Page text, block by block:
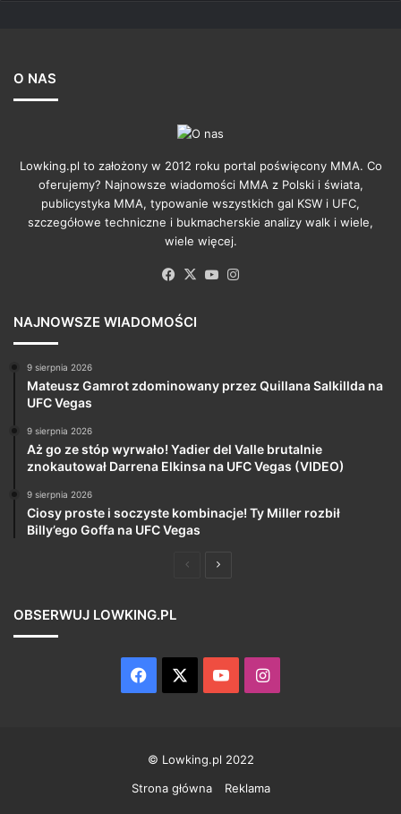
O NAS
Lowking.pl to założony w 2012 roku portal poświęcony MMA. Co
oferujemy? Najnowsze wiadomości MMA z Polski i świata,
publicystyka MMA, typowanie wszystkich gal KSW i UFC,
szczegółowe techniczne i bukmacherskie analizy walk i wiele,
wiele więcej.
Facebook
X YouTube
NAJNOWSZE WIADOMOŚCI
9 sierpnia 2026
Mateusz Gamrot zdominowany przez Quillana Salkillda na
UFC Vegas
9 sierpnia 2026
Aż go ze stóp wyrwało! Yadier del Valle brutalnie
znokautował Darrena Elkinsa na UFC Vegas (VIDEO)
9 sierpnia 2026
Ciosy proste i soczyste kombinacje! Ty Miller rozbił
Billy’ego Goffa na UFC Vegas
PoprzedniaNastępna
OBSERWUJ LOWKING.PL
Facebook YouTubeInstagram
© Lowking.pl 2022
Strona główna
Reklama